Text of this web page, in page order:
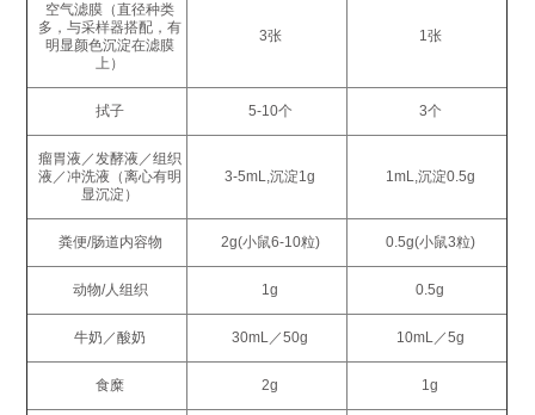
空气滤膜（直径种类
多，与采样器搭配，有
明显颜色沉淀在滤膜
上）
3张 1张
拭子 5-10个 3个
瘤胃液／发酵液／组织
液／冲洗液（离心有明
显沉淀）
3-5mL,沉淀1g 1mL,沉淀0.5g
粪便/肠道内容物 2g(小鼠6-10粒) 0.5g(小鼠3粒)
动物/人组织 1g 0.5g
牛奶／酸奶 30mL／50g 10mL／5g
食糜 2g 1g